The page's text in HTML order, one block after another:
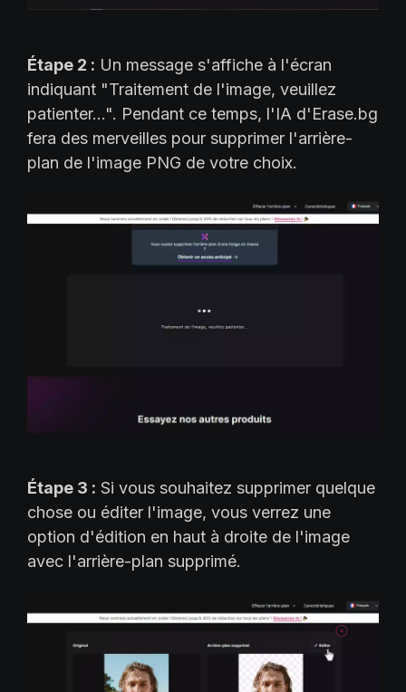
Étape 2 : Un message s'affiche à l'écran
indiquant "Traitement de l'image, veuillez
patienter...". Pendant ce temps, l'IA d'Erase.bg
fera des merveilles pour supprimer l'arrière-
plan de l'image PNG de votre choix.
Étape 3 : Si vous souhaitez supprimer quelque
chose ou éditer l'image, vous verrez une
option d'édition en haut à droite de l'image
avec l'arrière-plan supprimé.